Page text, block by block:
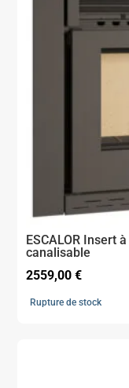
ESCALOR Insert
canalisable
2559,00€
Rupture de stock